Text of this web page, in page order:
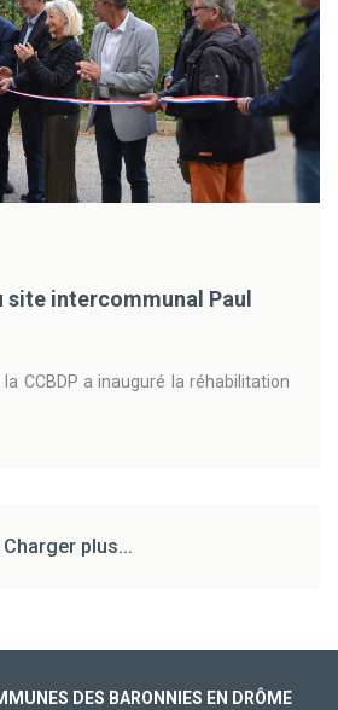
intercommunal Paul
la CCBDP a inauguré la réhabilitation
Charger plus...
DES BARONNIES EN DRÔME